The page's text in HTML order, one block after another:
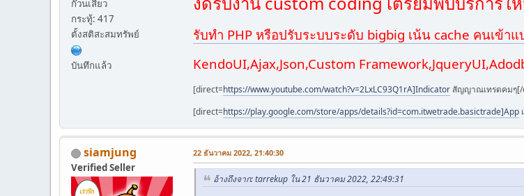
ก๊วนเสียว
กระทู้: 417
ตั้งสติสะสมทรัพย์
บันทึกแล้ว
รับทำ PHP หรือปรับระบบระดับ bigbig เน้น cache คนเข้า
KendoUI,Ajax,Json,Custom
[direct=https://www.youtube.com/watch?v=2LxLC93Q1rA]Indicator สัญญาณเทรดคมๆ[/
[direct=https://play.google.com/store/apps/details?id=com.itwetrade.basictrade]App
siamjung
Verified Seller
22 ธันวาคม 2022, 21:40:30
อ้างถึงจาก: tarrekup ใน 21 ธันวาคม 2022, 22:49:31